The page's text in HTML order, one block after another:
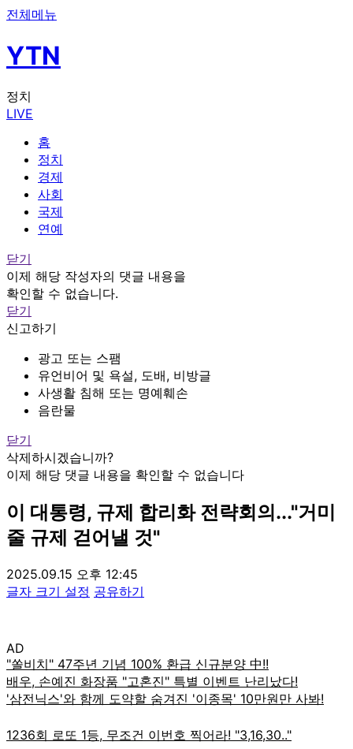
전체메뉴
YTN
정치
LIVE
홈
정치
경제
사회
국제
연예
닫기
이제 해당 작성자의 댓글 내용을
확인할 수 없습니다.
닫기
신고하기
광고 또는 스팸
유언비어 및 욕설, 도배, 비방글
사생활 침해 또는 명예훼손
음란물
닫기
삭제하시겠습니까?
이제 해당 댓글 내용을 확인할 수 없습니다
이 대통령, 규제 합리화 전략회의..."거미
줄 규제 걷어낼 것"
2025.09.15 오후 12:45
글자 크기 설정 공유하기
AD